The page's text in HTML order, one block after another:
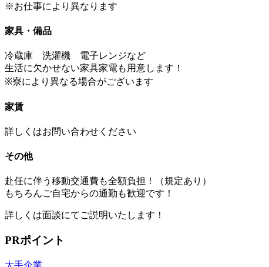
※お仕事により異なります
家具・備品
冷蔵庫 洗濯機 電子レンジなど
生活に欠かせない家具家電も用意します！
※寮により異なる場合がございます
家賃
詳しくはお問い合わせください
その他
赴任に伴う移動交通費も全額負担！（規定あり）
もちろんご自宅からの通勤も歓迎です！
詳しくは面談にてご説明いたします！
PRポイント
大手企業